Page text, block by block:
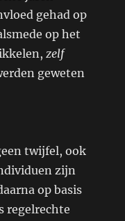
gehad op
op het
zelf
geweten
twijfel, ook
zijn
op basis
regelrechte